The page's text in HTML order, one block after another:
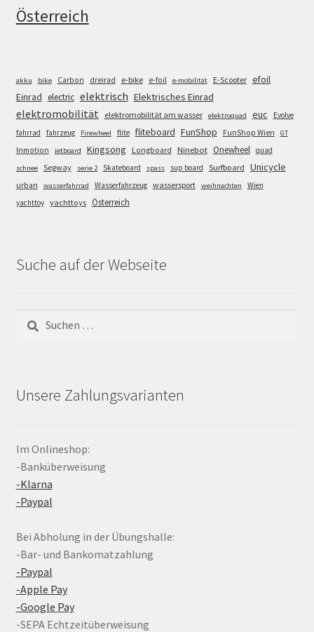
Österreich
akku bike Carbon dreirad e-bike e-foil e-mobilität E-Scooter efoil
Einrad electric elektrisch Elektrisches Einrad
elektromobilität elektromobilität am wasser elektroquad euc
Evolve
fahrrad
fahrzeug Firewheel flite fliteboard FunShop FunShop Wien GT
Inmotion jetboard Kingsong Longboard Ninebot Onewheel quad
schnee Segway serie 2 Skateboard spass sup board Surfboard Unicycle
urban wasserfahrrad Wasserfahrzeug wassersport weihnachten
Wien
yachttoy yachttoys Österreich
Suche auf der Webseite
Suchen
nach:
Unsere Zahlungsvarianten
Im Onlineshop:
-Banküberweisung
-Klarna
-Paypal
Bei Abholung in der Übungshalle:
-Bar- und Bankomatzahlung
-Paypal
-Apple Pay
-Google Pay
-SEPA Echtzeitüberweisung